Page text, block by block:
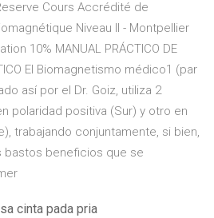
Cours Accrédité de
Niveau II - Montpellier
10% MANUAL PRÁCTICO DE
El Biomagnetismo médico1 (par
así por el Dr. Goiz, utiliza 2
polaridad positiva (Sur) y otro en
trabajando conjuntamente, si bien,
bastos beneficios que se
cinta pada pria